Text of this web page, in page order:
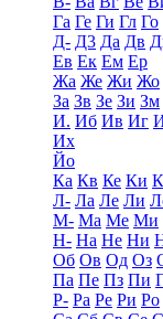
Га Ге Ги Гл Го
Д- Д3 Да Дв
Ев Ек Ем Ер
Жа Же Жи Жо
За Зв Зе Зи Зм
И. Иб Ив Иг
Их
Йо
Ка Кв Ке Ки
Л- Ла Ле Ли
М- Ма Ме Ми
Н- На Не Ни
Об Ов Од Оз
Па Пе Пз Пи
Р- Ра Ре Ри Ро